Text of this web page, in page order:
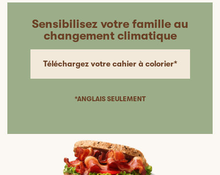
Sensibilisez votre famille au
changement climatique
Téléchargez votre cahier à colorier*
*ANGLAIS SEULEMENT